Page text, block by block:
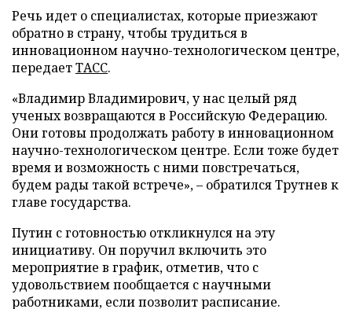
Речь идет о специалистах, которые приезжают
обратно в страну, чтобы трудиться в
инновационном научно-технологическом центре,
передаетТАСС.
«Владимир Владимирович, у нас целый ряд
ученых возвращаются в Российскую Федерацию.
Они готовы продолжать работу в инновационном
научно-технологическом центре. Если тоже будет
время и возможность с ними повстречаться,
будем рады такой встрече», – обратился Трутнев к
главе государства.
Путин с готовностью откликнулся на эту
инициативу. Он поручил включить это
мероприятие в график, отметив, что с
удовольствием пообщается с научными
работниками, если позволит расписание.